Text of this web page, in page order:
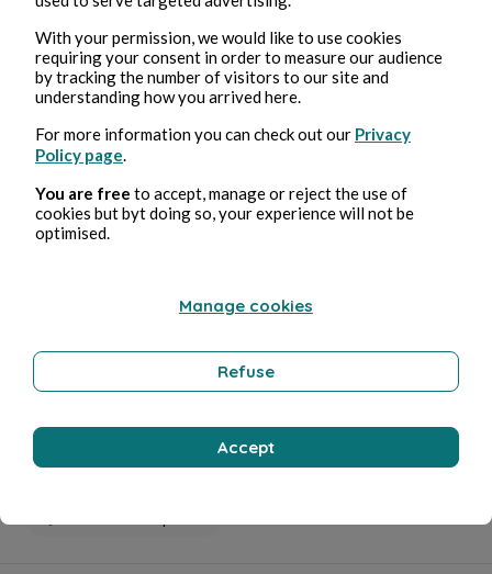
Apr 5, 2026 1 min read
Sacré vieil apache
Michel Sanchez
Mar 27, 2026
C'EN EST FINI
With your permission, we would like to use cookies
requiring your consent in order to measure our audience
by tracking the number of visitors to our site and
understanding how you arrived here.
For more information you can check out our Privacy
Policy page
You are free to accept, manage or reject the use of
cookies but byt doing so, your experience will not be
optimised.
Manage cookies
Refuse
Accept